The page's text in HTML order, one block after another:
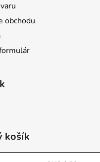
obchodu
košík